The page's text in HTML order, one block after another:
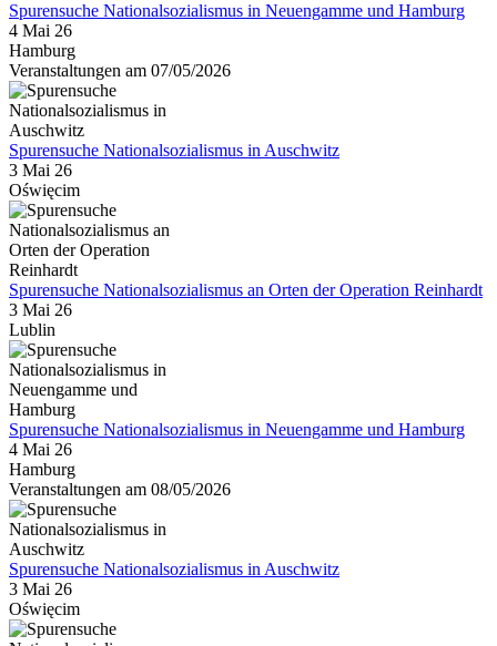
Spurensuche Nationalsozialismus in Neuengamme und Hamburg
4 Mai 26
Hamburg
Veranstaltungen am 07/05/2026
Spurensuche Nationalsozialismus in Auschwitz
3 Mai 26
Oświęcim
Spurensuche Nationalsozialismus an Orten der Operation Reinhardt
3 Mai 26
Lublin
Spurensuche Nationalsozialismus in Neuengamme und Hamburg
4 Mai 26
Hamburg
Veranstaltungen am 08/05/2026
Spurensuche Nationalsozialismus in Auschwitz
3 Mai 26
Oświęcim